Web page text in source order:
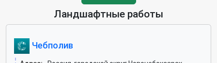
Ландшафтные работы
Чебполив